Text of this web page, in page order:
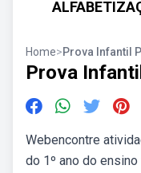
Home>Prova Infantil
Prova
Webencontre
do 1º ano do